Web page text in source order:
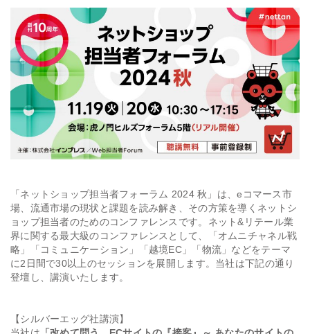
採用
資料ダウンロード
お問い合わせ
「ネットショップ担当者フォーラム 2024 秋」は、eコマース市
場、流通市場の現状と課題を読み解き、その方策を導くネットシ
ョップ担当者のためのコンファレンスです。ネット&リテール業
界に関する最大級のコンファレンスとして、「オムニチャネル戦
略」「コミュニケーション」「越境EC」「物流」などをテーマ
に2日間で30以上のセッションを展開します。当社は下記の通り
登壇し、講演いたします。
【シルバーエッグ社講演】